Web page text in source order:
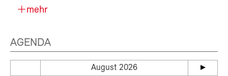
mehr
AGENDA
August 2026